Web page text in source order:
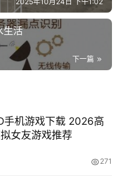
生活
下一篇
手机游戏下载 2026高
女友游戏推荐
271